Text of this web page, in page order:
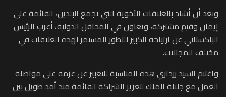
وبعد أن أشاد بالعلاقات الأخوية التي تجمع البلدين، القائمة على
إيمان وقيم مشتركة، وتعاون في المحافل الدولية، أعرب الرئيس
الباكستاني عن ارتياحه الكبير للتطور المستمر لهذه العلاقات في
مختلف المجالات.
واغتنم السيد زرداري هذه المناسبة للتعبير عن عزمه على مواصلة
العمل مع جلالة الملك لتعزيز الشراكة القائمة منذ أمد طويل بين